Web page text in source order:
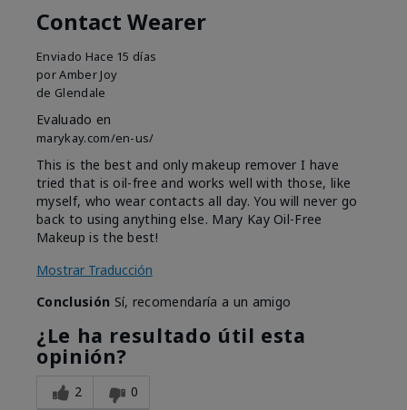
Contact Wearer
Enviado Hace 15 días
porAmber Joy
de Glendale
Evaluado en
marykay.com/en-us/
This is the best and only makeup remover I have
tried that is oil-free and works well with those, like
myself, who wear contacts all day. You will never go
back to using anything else. Mary Kay Oil-Free
Makeup is the best!
Mostrar Traducción
Conclusión Sí, recomendaría a un amigo
¿Le ha resultado útil esta
opinión?
2 0